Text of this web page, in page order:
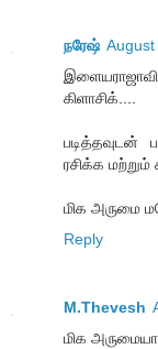
நரேஷ்
கிளாசிக்....
படித்தவுடன்
ரசிக்க மற்றும்
மிக அருமை
Reply
M.Thevesh
மிக